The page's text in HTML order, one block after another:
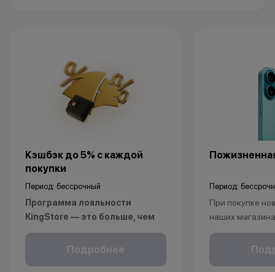
Кэшбэк до 5% с каждой
покупки
Период: бессрочный
Программа лояльности
KingStore — это больше, чем
просто бонусы.
Покупайте технику и аксессуары,
Подробнее
Период:
При покупке
наших
рассрочку,
безналичному